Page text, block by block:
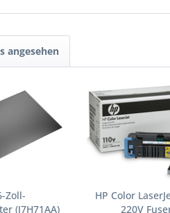
angesehen
Zoll-
(J7H71AA)
HP Color
220V